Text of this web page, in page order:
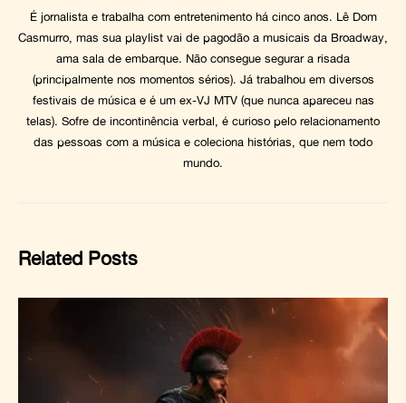
É jornalista e trabalha com entretenimento há cinco anos. Lê Dom
Casmurro, mas sua playlist vai de pagodão a musicais da Broadway,
ama sala de embarque. Não consegue segurar a risada
(principalmente nos momentos sérios). Já trabalhou em diversos
festivais de música e é um ex-VJ MTV (que nunca apareceu nas
telas). Sofre de incontinência verbal, é curioso pelo relacionamento
das pessoas com a música e coleciona histórias, que nem todo
mundo.
Related Posts